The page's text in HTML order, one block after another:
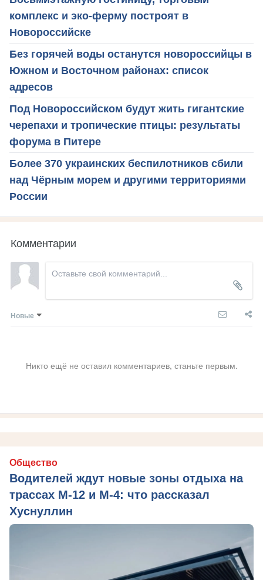
комплекс и эко-ферму построят в
Новороссийске
Без горячей воды останутся новороссийцы в
Южном и Восточном районах: список
адресов
Под Новороссийском будут жить гигантские
черепахи и тропические птицы: результаты
форума в Питере
Более 370 украинских беспилотников сбили
над Чёрным морем и другими территориями
России
Комментарии
Новые
Никто ещё не оставил комментариев, станьте первым.
Общество
Водителей ждут новые зоны отдыха на
трассах М-12 и М-4: что рассказал
Хуснуллин